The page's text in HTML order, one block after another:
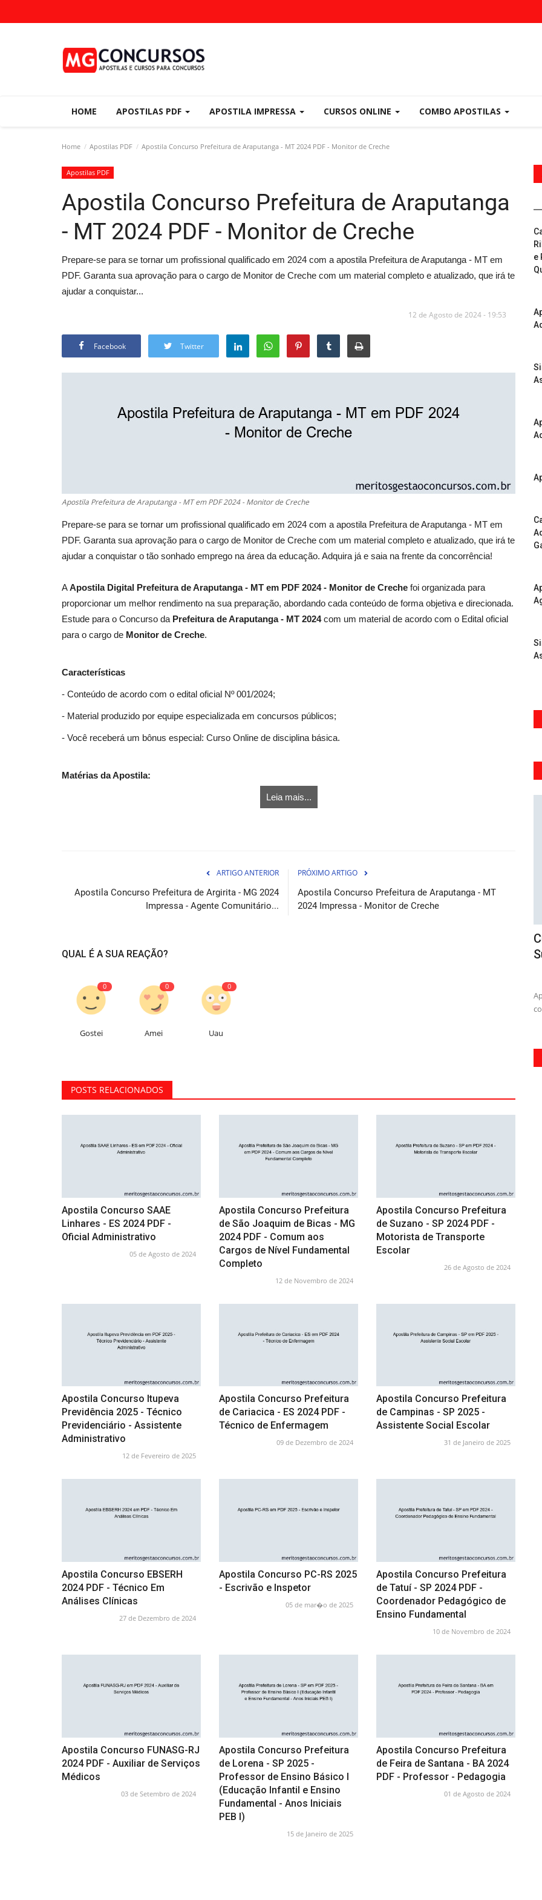
HOME APOSTILAS PDF APOSTILA IMPRESSA CURSOS ONLINE COMBO APOSTILAS
Home Apostilas PDF Apostila Concurso Prefeitura de Araputanga - MT 2024 PDF - Monitor de Creche
Apostilas PDF
Apostila Concurso Prefeitura de Araputanga
- MT 2024 PDF - Monitor de Creche
Prepare-se para se tornar um profissional qualificado em 2024 com a apostila Prefeitura de Araputanga - MT em
PDF. Garanta sua aprovação para o cargo de Monitor de Creche com um material completo e atualizado, que irá te
ajudar a conquistar...
12 de Agosto de 2024 - 19:53
Facebook Twitter
Apostila Prefeitura de Araputanga - MT em PDF 2024 - Monitor de Creche
Prepare-se para se tornar um profissional qualificado em 2024 com a apostila Prefeitura de Araputanga - MT em
PDF. Garanta sua aprovação para o cargo de Monitor de Creche com um material completo e atualizado, que irá te
ajudar a conquistar o tão sonhado emprego na área da educação. Adquira já e saia na frente da concorrência!
AApostila Digital Prefeitura de Araputanga - MT em PDF 2024 - Monitor de Creche foi organizada para
proporcionar um melhor rendimento na sua preparação, abordando cada conteúdo de forma objetiva e direcionada.
Estude para o Concurso da Prefeitura de Araputanga - MT 2024com um material de acordo com o Edital oficial
para o cargo de Monitor de Creche.
Características
- Conteúdo de acordo com o edital oficial Nº 001/2024;
- Material produzido por equipe especializada em concursos públicos;
- Você receberá um bônus especial: Curso Online de disciplina básica.
Matérias da Apostila:
Leia mais...
ARTIGO ANTERIOR
Apostila Concurso Prefeitura de Argirita - MG 2024
Impressa - Agente Comunitário...
PRÓXIMO ARTIGO
Apostila Concurso Prefeitura de Araputanga - MT
2024 Impressa - Monitor de Creche
QUAL É A SUA REAÇÃO?
0
Gostei
0
Amei
0
Uau
POSTS RELACIONADOS
Apostila Concurso SAAE
Linhares - ES 2024 PDF -
Oficial Administrativo
05 de Agosto de 2024
Apostila Concurso Prefeitura
de São Joaquim de Bicas - MG
2024 PDF - Comum aos
Cargos de Nível Fundamental
Completo
12 de Novembro de 2024
Apostila Concurso Prefeitura
de Suzano - SP 2024 PDF -
Motorista de Transporte
Escolar
26 de Agosto de 2024
Apostila Concurso Itupeva
Previdência 2025 - Técnico
Previdenciário - Assistente
Administrativo
12 de Fevereiro de 2025
Apostila Concurso Prefeitura
de Cariacica - ES 2024 PDF -
Técnico de Enfermagem
09 de Dezembro de 2024
Apostila Concurso Prefeitura
de Campinas - SP 2025 -
Assistente Social Escolar
31 de Janeiro de 2025
Apostila Concurso EBSERH
2024 PDF - Técnico Em
Análises Clínicas
27 de Dezembro de 2024
Apostila Concurso PC-RS 2025
- Escrivão e Inspetor
05 de mar�o de 2025
Apostila Concurso Prefeitura
de Tatuí - SP 2024 PDF -
Coordenador Pedagógico de
Ensino Fundamental
10 de Novembro de 2024
Apostila Concurso FUNASG-RJ
2024 PDF - Auxiliar de Serviços
Médicos
03 de Setembro de 2024
Apostila Concurso Prefeitura
de Lorena - SP 2025 -
Professor de Ensino Básico I
(Educação Infantil e Ensino
Fundamental - Anos Iniciais
PEB I)
15 de Janeiro de 2025
Apostila Concurso Prefeitura
de Feira de Santana - BA 2024
PDF - Professor - Pedagogia
01 de Agosto de 2024
e
Secretário de Unidade...
Destaque-se na gestão educacional da cidade de Santos em
2026 com a ajuda do Combo...
A